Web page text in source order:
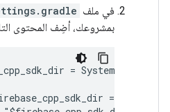
في ملف
بمشروعك، أضِف المحتوى
=
=